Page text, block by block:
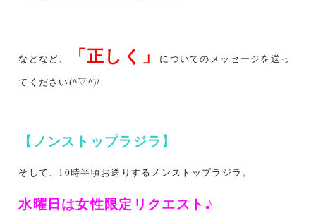
などなど、 「正しく」
についてのメッセージを送っ
てください(^▽^)/
【ノンストップラジラ】
そして、10時半頃お送りするノンストップラジラ。
水曜日は女性限定リクエスト♪